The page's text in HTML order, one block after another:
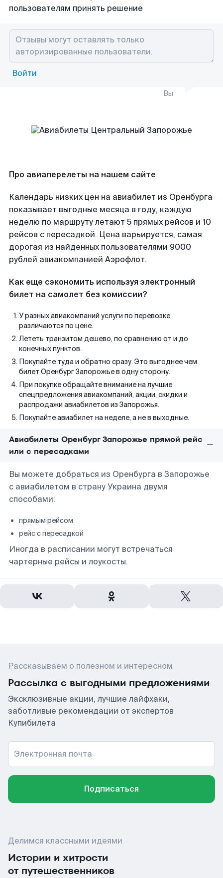
пользователям принять решение
Войти
Вы
Про авиаперелеты на нашем сайте
Календарь низких цен на авиабилет из Оренбурга
показывает выгодные месяца в году, каждую
неделю по маршруту летают 5 прямых рейсов и 10
рейсов с пересадкой. Цена варьируется, самая
дорогая из найденных пользователями 9000
рублей авиакомпанией Аэрофлот.
Как еще сэкономить используя электронный
билет на самолет без комиссии?
У разных авиакомпаний услуги по перевозке
различаются по цене.
Лететь транзитом дешево, по сравнению от и до
конечных пунктов.
Покупайте туда и обратно сразу. Это выгоднее чем
билет Оренбург Запорожье в одну сторону.
При покупке обращайте внимание на лучшие
спецпредложения авиакомпаний, акции, скидки и
распродажи авиабилетов из Запорожья.
Покупайте авиабилет на неделе, а не в выходные.
Авиабилеты Оренбург Запорожье прямой рейс
или с пересадками
Вы можете добраться из Оренбурга в Запорожье
с авиабилетом в страну Украина двумя
способами:
прямым рейсом
рейс с пересадкой
Иногда в расписании могут встречаться
чартерные рейсы и лоукосты.
Рассказываем о полезном и интересном
Рассылка с выгодными предложениями
Эксклюзивные акции, лучшие лайфхаки,
заботливые рекомендации от экспертов
Купибилета
Электронная почта
Подписаться
Делимся классными идеями
Истории и хитрости
от путешественников